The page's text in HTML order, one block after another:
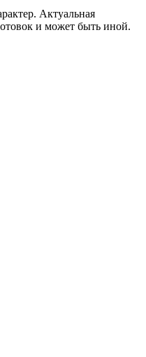
Актуальная
и может быть иной.